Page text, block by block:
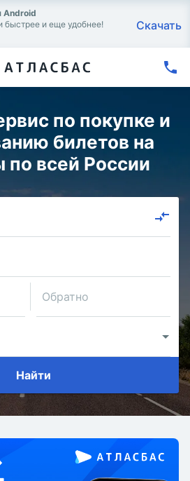
Android
быстрее и еще удобнее!
Скачать
по покупке и
билетов на
по всей России
Обратно
Найти